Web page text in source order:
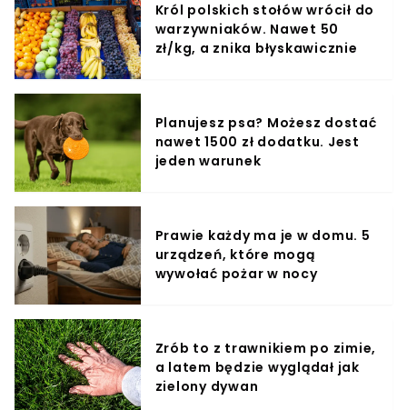
Król polskich stołów wrócił do
warzywniaków. Nawet 50
zł/kg, a znika błyskawicznie
Planujesz psa? Możesz dostać
nawet 1500 zł dodatku. Jest
jeden warunek
Prawie każdy ma je w domu. 5
urządzeń, które mogą
wywołać pożar w nocy
Zrób to z trawnikiem po zimie,
a latem będzie wyglądał jak
zielony dywan